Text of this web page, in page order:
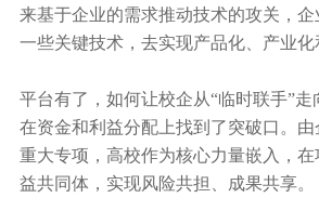
来基于企业的需求推动技术的攻关，
一些关键技术，去实现产品化、产业化
平台有了，如何让校企从“临时联手”走
在资金和利益分配上找到了突破口。
重大专项，高校作为核心力量嵌入，在
益共同体，实现风险共担、成果共享。